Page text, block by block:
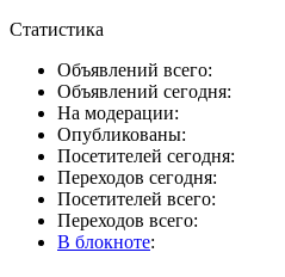
Статистика
Объявлений всего:
Объявлений сегодня:
На модерации:
Опубликованы:
Посетителей сегодня:
Переходов сегодня:
Посетителей всего:
Переходов всего:
В блокноте: